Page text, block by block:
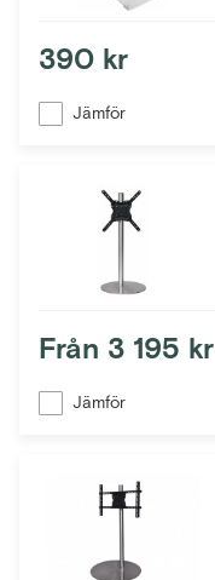
390 kr
Jämför
Från 3 195 kr
Jämför